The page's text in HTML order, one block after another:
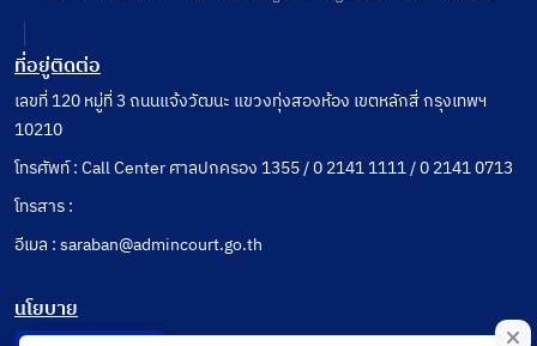
ที่อยู่ติดต่อ
เลขที่ 120 หมู่ที่ 3 ถนนแจ้งวัฒนะ แขวงทุ่งสองห้อง เขตหลักสี่ กรุงเทพฯ
10210
โทรศัพท์ : Call Center ศาลปกครอง 1355 / 0 2141 1111 / 0 2141 0713
โทรสาร :
อีเมล : saraban@admincourt.go.th
นโยบาย